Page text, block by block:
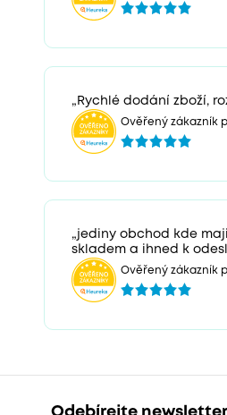
„Rychlé dodání zboží,
Ověřený zákazník
„jediny obchod kde
skladem a ihned k
Ověřený zákazník
Odebírejte